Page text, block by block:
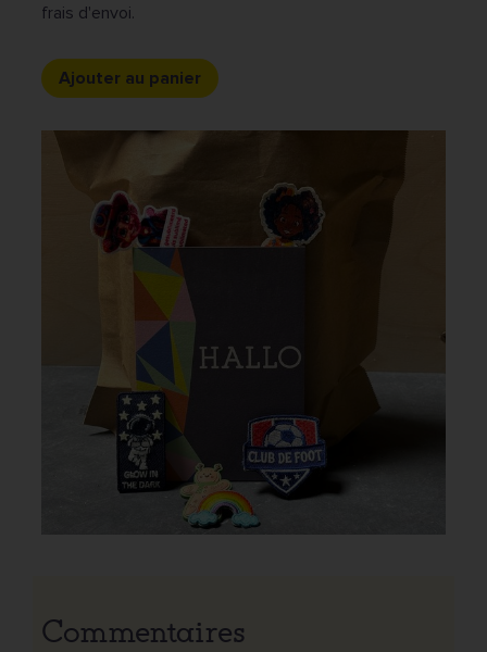
frais d'envoi.
Ajouter au panier
Commentaires